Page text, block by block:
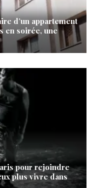
d’un appartement
en soirée, une
pour rejoindre
plus vivre dans